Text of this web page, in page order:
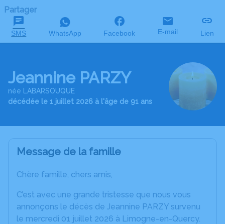
Partager
SMS WhatsApp Facebook E-mail Lien
Jeannine PARZY
née LABARSOUQUE
décédée le 1 juillet 2026 à l'âge de 91 ans
Message de la famille
Chère famille, chers amis,
C’est avec une grande tristesse que nous vous
annonçons le décès de Jeannine PARZY survenu
le mercredi 01 juillet 2026 à Limogne-en-Quercy.